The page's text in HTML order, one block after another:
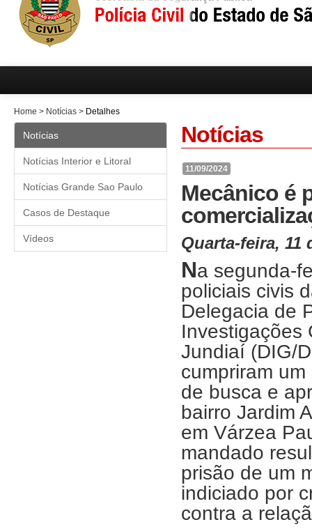
Home > Notícias > Detalhes
Notícias
Notícias Interior e Litoral
Notícias Grande Sao Paulo
Casos de Destaque
Vídeos
Notícias
11/09/2024
Mecânico é
Quarta-feira, 11
Na segunda-
policiais civis
Delegacia de
Investigações
Jundiaí (DIG/
cumpriram
de busca e
bairro Jardim
em Várzea
mandado
prisão de um
indiciado por
contra a